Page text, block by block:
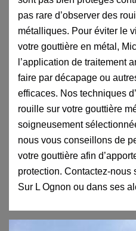
pas rare d’observer des
métalliques. Pour éviter le
votre gouttière en métal,
l’application de traitement
faire par décapage ou
efficaces. Nos techniques
rouille sur votre gouttière
soigneusement
nous vous conseillons de
votre gouttière afin
protection. Contactez-nous
Sur L Ognon ou dans ses